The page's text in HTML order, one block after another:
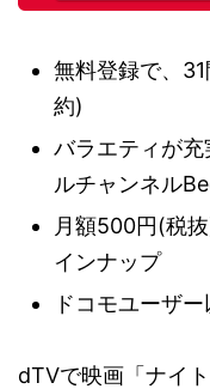
無料登録で、
約)
バラエティが
ルチャンネル
月額500円(税
インナップ
ドコモユーザ
dTVで映画「ナイ